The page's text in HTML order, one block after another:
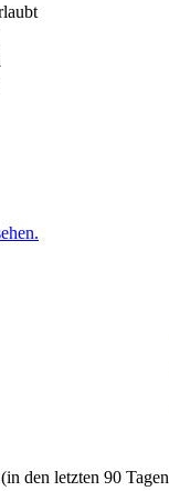
den letzten 90